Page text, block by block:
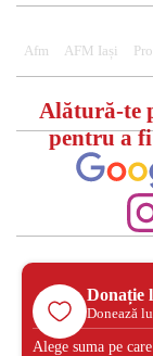
Afm AFM Iași
Alătură-te
pentru a
Donație
Donează
Alege suma pe